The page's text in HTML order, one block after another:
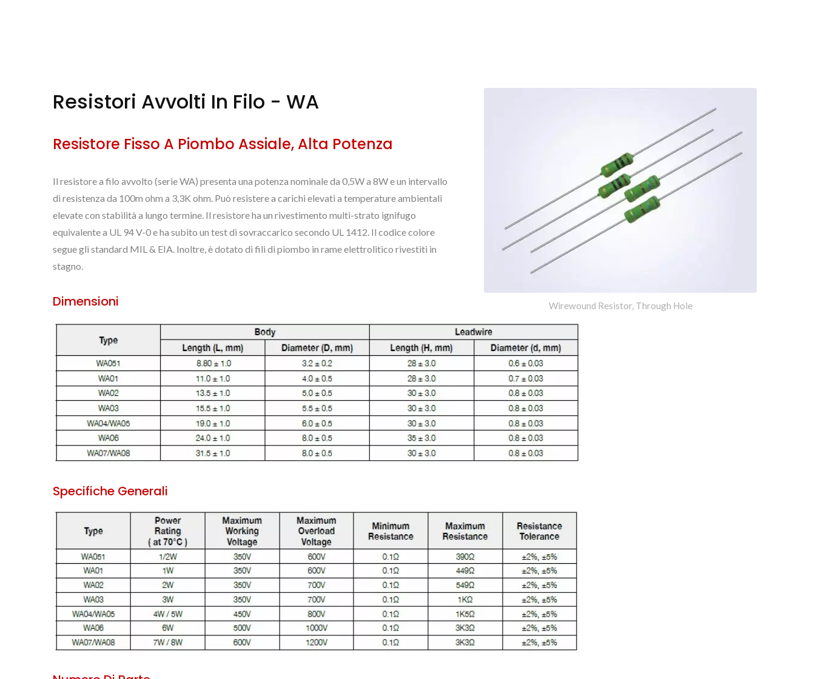
Wirewound Resistor, Through Hole
Resistori Avvolti In Filo - WA
Resistore Fisso A Piombo Assiale, Alta Potenza
Il resistore a filo avvolto (serie WA) presenta una potenza nominale da 0,5W a 8W e un intervallo
di resistenza da 100m ohm a 3,3K ohm. Può resistere a carichi elevati a temperature ambientali
elevate con stabilità a lungo termine. Il resistore ha un rivestimento multi-strato ignifugo
equivalente a UL 94 V-0 e ha subito un test di sovraccarico secondo UL 1412. Il codice colore
segue gli standard MIL & EIA. Inoltre, è dotato di fili di piombo in rame elettrolitico rivestiti in
stagno.
Dimensioni
Specifiche Generali